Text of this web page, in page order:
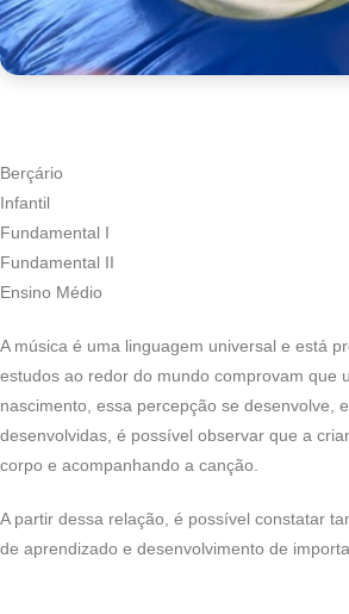
Berçário
Infantil
Fundamental I
Fundamental II
Ensino Médio
A música é uma linguagem universal e está
estudos ao redor do mundo comprovam que
nascimento, essa percepção se desenvolve,
desenvolvidas, é possível observar que a
corpo e acompanhando a canção.
A partir dessa relação, é possível constatar
de aprendizado e desenvolvimento de